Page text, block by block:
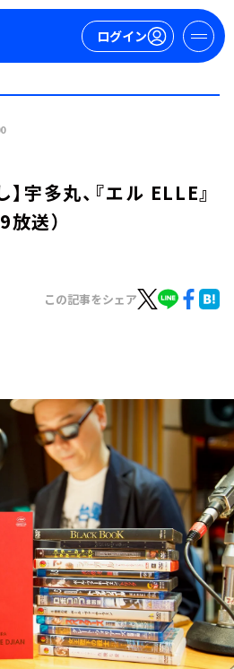
ログイン
宇多丸、『エル ELLE』
送）
この記事をシェア